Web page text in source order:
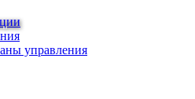
управления